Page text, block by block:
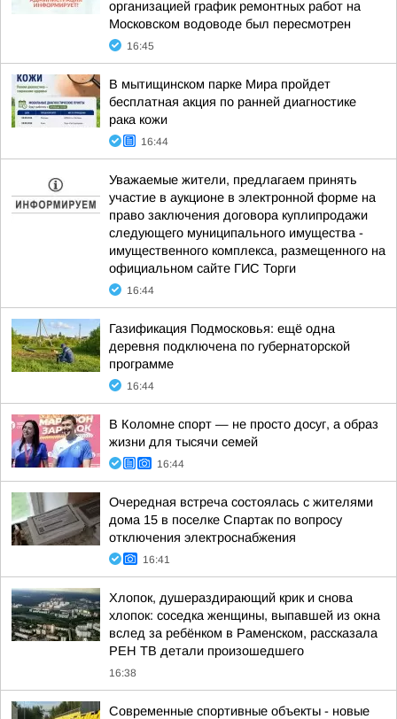
организацией график ремонтных работ на
Московском водоводе был пересмотрен
16:45
В мытищинском парке Мира пройдет
бесплатная акция по ранней диагностике
рака кожи
16:44
Уважаемые жители, предлагаем принять
участие в аукционе в электронной форме на
право заключения договора куплипродажи
следующего муниципального имущества -
имущественного комплекса, размещенного на
официальном сайте ГИС Торги
16:44
Газификация Подмосковья: ещё одна
деревня подключена по губернаторской
программе
16:44
В Коломне спорт — не просто досуг, а образ
жизни для тысячи семей
16:44
Очередная встреча состоялась с жителями
дома 15 в поселке Спартак по вопросу
отключения электроснабжения
16:41
Хлопок, душераздирающий крик и снова
хлопок: соседка женщины, выпавшей из окна
вслед за ребёнком в Раменском, рассказала
РЕН ТВ детали произошедшего
16:38
Современные спортивные объекты - новые